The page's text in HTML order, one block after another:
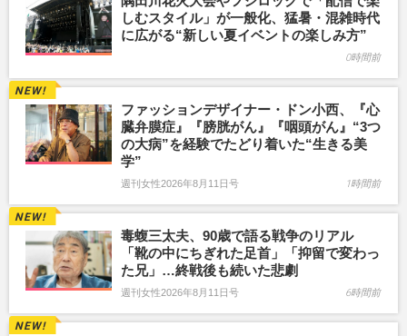
しむスタイル」が一般化、猛暑・混雑時代
に広がる“新しい夏イベントの楽しみ方”
0時間前
ファッションデザイナー・ドン小西、『心
臓弁膜症』『膀胱がん』『咽頭がん』“3つ
の大病”を経験でたどり着いた“生きる美
学”
週刊女性2026年8月11日号 1時間前
毒蝮三太夫、90歳で語る戦争のリアル
「靴の中にちぎれた足首」「抑留で変わっ
た兄」…終戦後も続いた悲劇
週刊女性2026年8月11日号 6時間前